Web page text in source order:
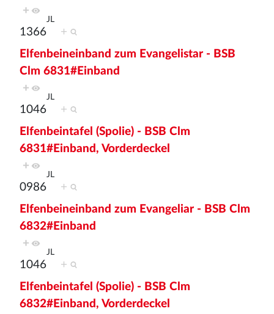
+
1366
JL
+
Elfenbeineinband zum Evangelistar - BSB
Clm 6831#Einband
+
1046
JL
+
Elfenbeintafel (Spolie) - BSB Clm
6831#Einband, Vorderdeckel
+
0986
JL
+
Elfenbeineinband zum Evangeliar - BSB Clm
6832#Einband
+
1046
JL
+
Elfenbeintafel (Spolie) - BSB Clm
6832#Einband, Vorderdeckel